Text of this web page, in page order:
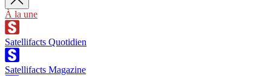
À la une
Satellifacts Quotidien
Satellifacts Magazine